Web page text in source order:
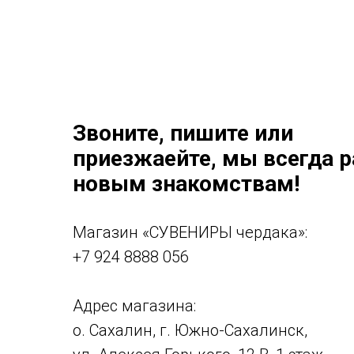
Звоните, пишите или
приезжаейте, мы всегда
новым знакомствам!
Магазин «СУВЕНИРЫ чердака»:
+7 924 8888 056
Адрес магазина:
о. Сахалин, г. Южно-Сахалинск,